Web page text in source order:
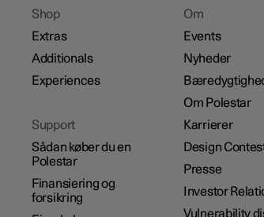
Shop
Extras
Additionals
Experiences
Support
Sådan køber du en
Polestar
Finansiering og
forsikring
Om
Events
Nyheder
Om Polestar
Karrierer
Design
Presse
Investor
Vulnerability